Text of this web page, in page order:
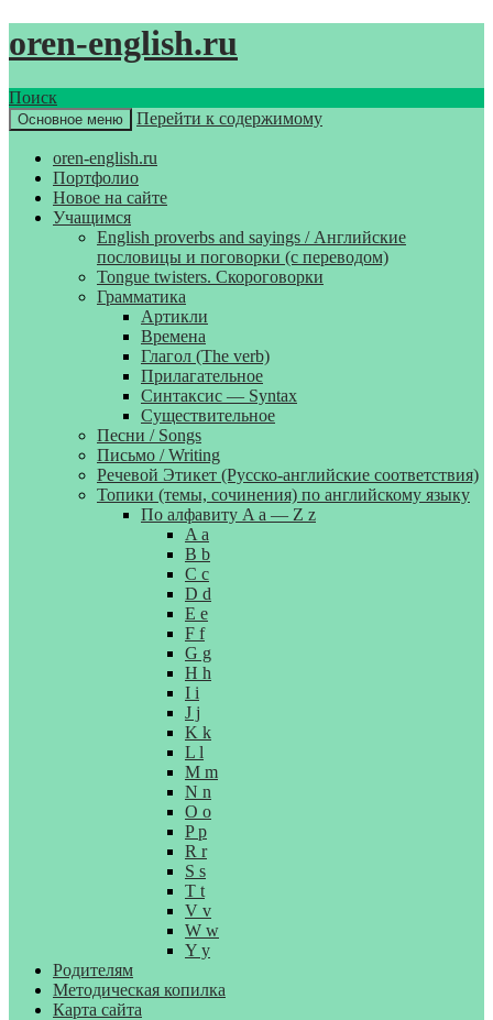
oren-english.ru
Поиск
Основное меню Перейти к содержимому
oren-english.ru
Портфолио
Новое на сайте
Учащимся
English proverbs and sayings / Английские
пословицы и поговорки (с переводом)
Tongue twisters. Скороговорки
Грамматика
Артикли
Времена
Глагол (The verb)
Прилагательное
Синтаксис — Syntax
Существительное
Песни / Songs
Письмо / Writing
Речевой Этикет (Русско-английские соответствия)
Топики (темы, сочинения) по английскому языку
По алфавиту A a — Z z
A a
B b
C c
D d
E e
F f
G g
H h
I i
J j
K k
L l
M m
N n
O o
P p
R r
S s
T t
V v
W w
Y y
Родителям
Методическая копилка
Карта сайта